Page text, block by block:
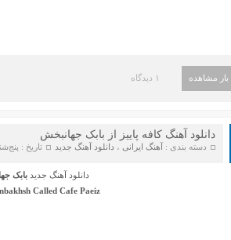
۱ دیدگاه
دانلود آهنگ کافه پاییز از بابک جهانبخش
دسته بندی : آهنگ ایرانی ، دانلود آهنگ جدید تاریخ : پنج‌شنبه 9 فوریه
دانلود آهنگ جدید بابک
CalledCafe Paeiz